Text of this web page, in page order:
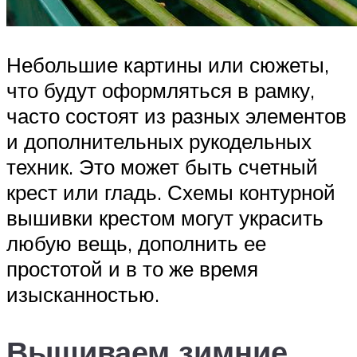
Небольшие картины или сюжеты,
что будут оформляться в рамку,
часто состоят из разных элементов
и дополнительных рукодельных
техник. Это может быть счетный
крест или гладь. Схемы контурной
вышивки крестом могут украсить
любую вещь, дополнить ее
простотой и в то же время
изысканностью.